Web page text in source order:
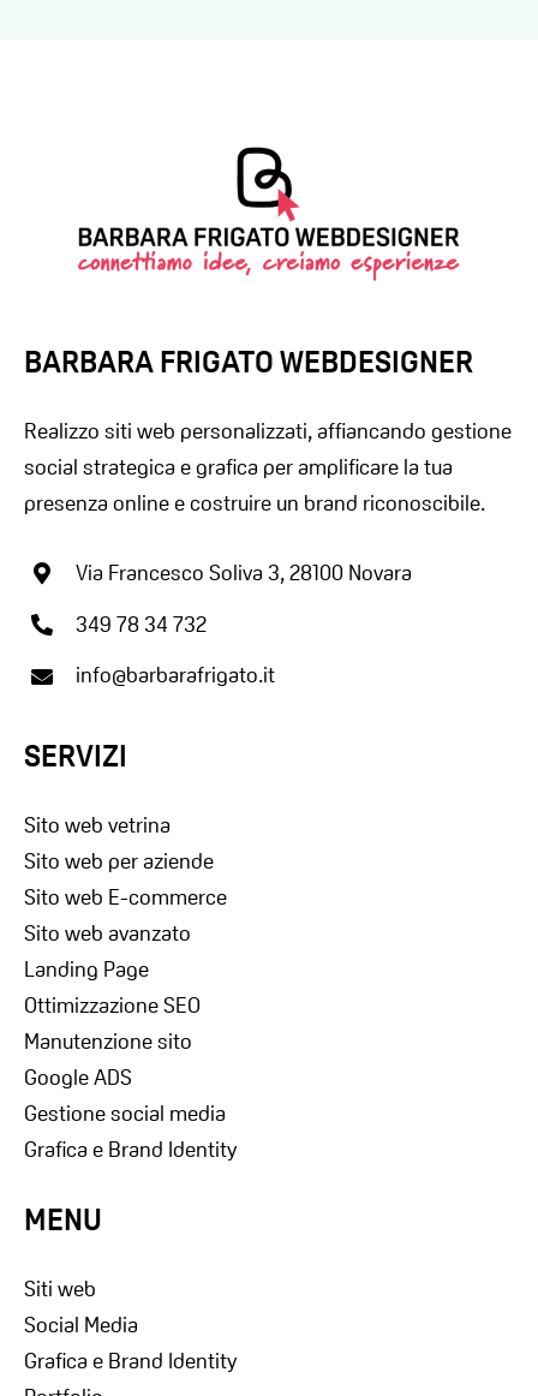
BARBARA FRIGATO WEBDESIGNER
Realizzo siti web personalizzati, affiancando gestione
social strategica e grafica per amplificare la tua
presenza online e costruire un brand riconoscibile.
Via Francesco Soliva 3, 28100 Novara
349 78 34 732
info@barbarafrigato.it
SERVIZI
Sito web vetrina
Sito web per aziende
Sito web E-commerce
Sito web avanzato
Landing Page
Ottimizzazione SEO
Manutenzione sito
Google ADS
Gestione social media
Grafica e Brand Identity
MENU
Siti web
Social Media
Grafica e Brand Identity